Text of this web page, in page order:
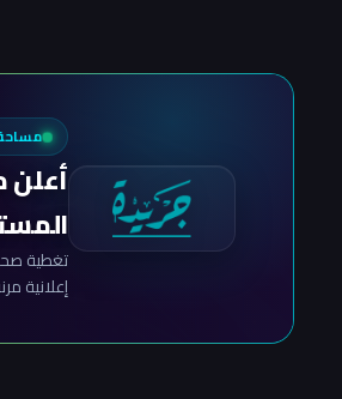
تغطية
إعلانية